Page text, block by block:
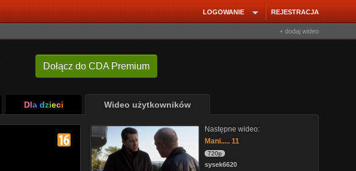
REJESTRACJA
LOGOWANIE
+ dodaj wideo
Dołącz do CDA Premium
Dla dzieci Wideo użytkowników
Następne wideo:
Mani..... 11
720p
sysek6620